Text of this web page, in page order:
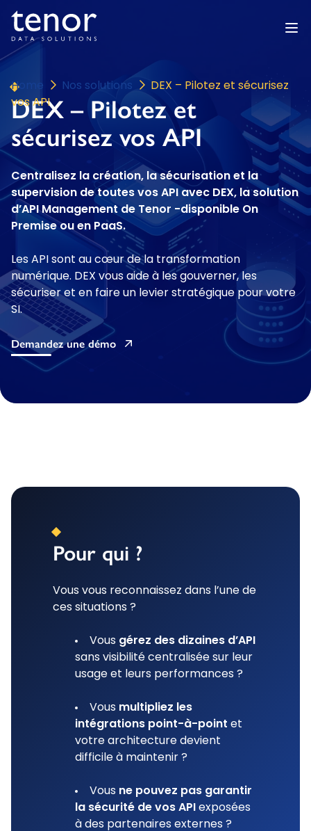
Home Nos solutions
DEX – Pilotez et sécurisez
vos API
DEX – Pilotez et
sécurisez vos API
Centralisez la création, la sécurisation et la
supervision de toutes vos API avec DEX, la solution
d’API Management de Tenor -disponible On
Premise ou en PaaS.
Les API sont au cœur de la transformation
numérique. DEX vous aide à les gouverner, les
sécuriser et en faire un levier stratégique pour votre
SI.
Demandez une démo
Pour qui ?
Vous vous reconnaissez dans l’une de
ces situations ?
Vous gérez des dizaines d’API
sans visibilité centralisée sur leur
usage et leurs performances ?
Vous multipliez les
intégrations point-à-point et
votre architecture devient
difficile à maintenir ?
Vous ne pouvez pas garantir
la sécurité de vos API exposées
à des partenaires externes ?